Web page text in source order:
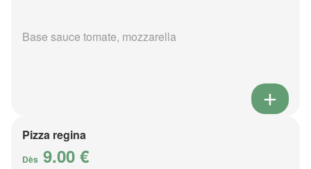
Base sauce tomate, mozzarella
Pizza regina
Dès 9.00 €